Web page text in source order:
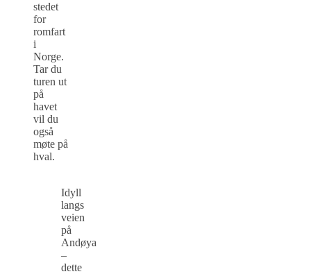
stedet
for
romfart
i
Norge.
Tar du
turen ut
på
havet
vil du
også
møte på
hval.
Idyll
langs
veien
på
Andøya
–
dette